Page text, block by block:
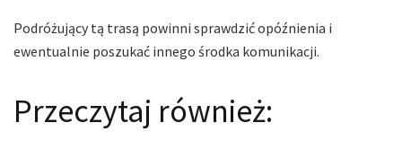
Podróżujący tą trasą powinni sprawdzić opóźnienia i
ewentualnie poszukać innego środka komunikacji.
Przeczytaj również: